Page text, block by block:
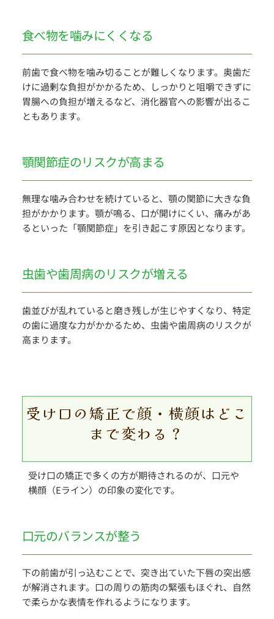
食べ物を噛みにくくなる
前歯で食べ物を噛み切ることが難しくなります。奥歯だ
けに過剰な負担がかかるため、しっかりと咀嚼できずに
胃腸への負担が増えるなど、消化器官への影響が出るこ
ともあります。
顎関節症のリスクが高まる
無理な噛み合わせを続けていると、顎の関節に大きな負
担がかかります。顎が鳴る、口が開けにくい、痛みがあ
るといった「顎関節症」を引き起こす原因となります。
虫歯や歯周病のリスクが増える
歯並びが乱れていると磨き残しが生じやすくなり、特定
の歯に過度な力がかかるため、虫歯や歯周病のリスクが
高まります。
受け口の矯正で顔・横顔はどこ
まで変わる？
受け口の矯正で多くの方が期待されるのが、口元や
横顔（Eライン）の印象の変化です。
口元のバランスが整う
下の前歯が引っ込むことで、突き出ていた下唇の突出感
が解消されます。口の周りの筋肉の緊張もほぐれ、自然
で柔らかな表情を作れるようになります。